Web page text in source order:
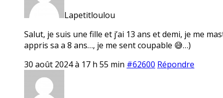
Lapetitloulou
Salut, je suis une fille et j’ai 13 ans et demi, je me
appris sa a 8 ans…, je me sent coupable 😅…)
30 août 2024 à 17 h 55 min #62600 Répondre